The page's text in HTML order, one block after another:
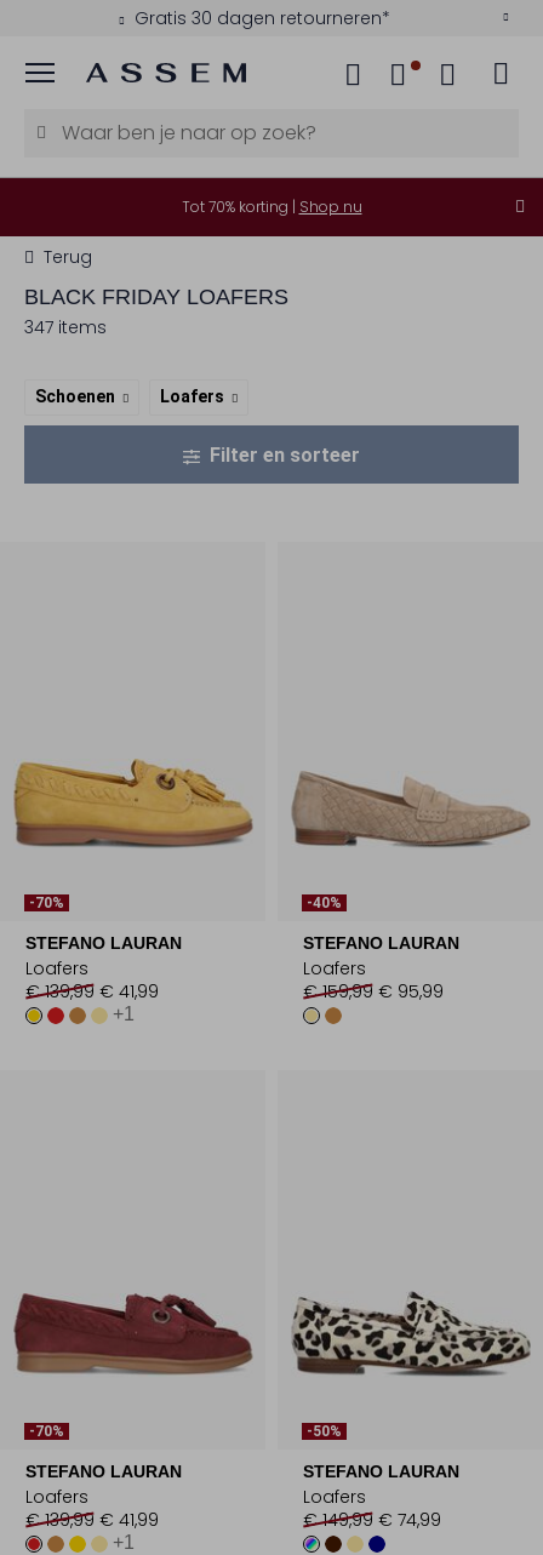
Gratis 30 dagen retourneren*
Menu
Tot 70% korting | Shop nu
Terug
BLACK FRIDAY LOAFERS
347 items
Schoenen Loafers
Filter en sorteer
-70%
STEFANO LAURAN
Loafers
€ 139,99 € 41,99
+1
-40%
STEFANO LAURAN
Loafers
€ 159,99 € 95,99
-70%
STEFANO LAURAN
Loafers
€ 139,99 € 41,99
+1
-50%
STEFANO LAURAN
Loafers
€ 149,99 € 74,99